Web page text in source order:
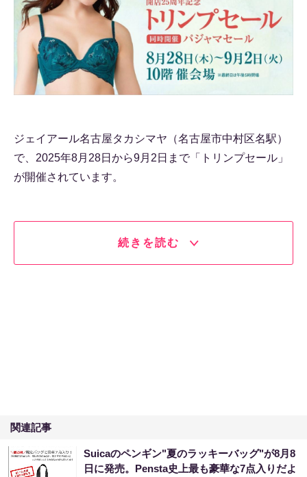
ジェイアール名古屋タカシマヤ（名古屋市中村区名駅）
で、2025年8月28日から9月2日まで「トリンプセール」
が開催されています。
続きを読む
関連記事
Suicaのペンギン"夏のラッキーバッグ"が8月8
日に発売。Pensta史上最も豪華な7点入りだよ